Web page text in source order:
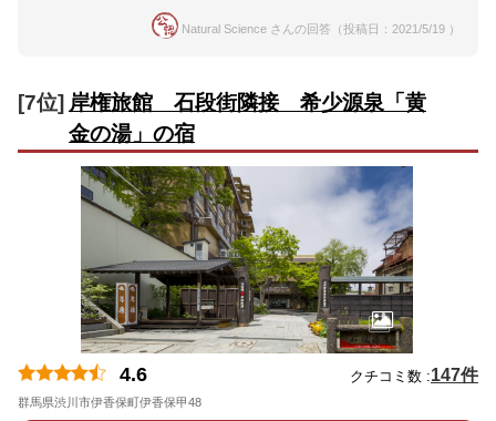
Natural Science さんの回答（投稿日：2021/5/19 ）
[7位] 岸権旅館 石段街隣接 希少源泉「黄
金の湯」の宿
4.6 クチコミ数 :147件
群馬県渋川市伊香保町伊香保甲48